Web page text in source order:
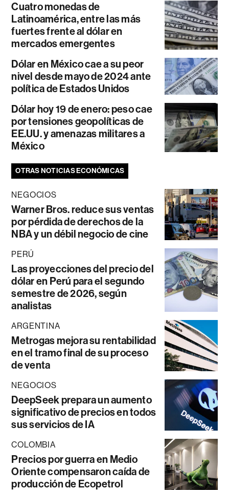
Cuatro monedas de
Latinoamérica, entre las más
fuertes frente al dólar en
mercados emergentes
Dólar en México cae a su peor
nivel desde mayo de 2024 ante
política de Estados Unidos
Dólar hoy 19 de enero: peso cae
por tensiones geopolíticas de
EE.UU. y amenazas militares a
México
OTRAS NOTICIAS ECONÓMICAS
NEGOCIOS
Warner Bros. reduce sus ventas
por pérdida de derechos de la
NBA y un débil negocio de cine
PERÚ
Las proyecciones del precio del
dólar en Perú para el segundo
semestre de 2026, según
analistas
ARGENTINA
Metrogas mejora su rentabilidad
en el tramo final de su proceso
de venta
NEGOCIOS
DeepSeek prepara un aumento
significativo de precios en todos
sus servicios de IA
COLOMBIA
Precios por guerra en Medio
Oriente compensaron caída de
producción de Ecopetrol